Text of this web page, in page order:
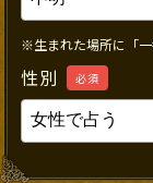
※生まれた場所に「一
性別 必須